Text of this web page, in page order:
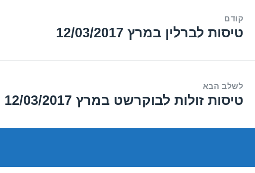
קודם
הפוסט
טיסות לברלין במרץ 12/03/2017
לשלב הבא
הפוסט
טיסות זולות לבוקרשט במרץ 12/03/2017